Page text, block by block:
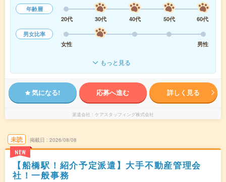
年齢層
20代
30代 40代 50代
60代
男女比率
女性
男性
もっと見る
気になる! 応募へ進む 詳しく見る
派遣会社 ケアスタッフィング株式会社
未読
NEW
掲載日 2026/08/08
【船橋駅！紹介予定派遣】大手不動産管理会
社！一般事務